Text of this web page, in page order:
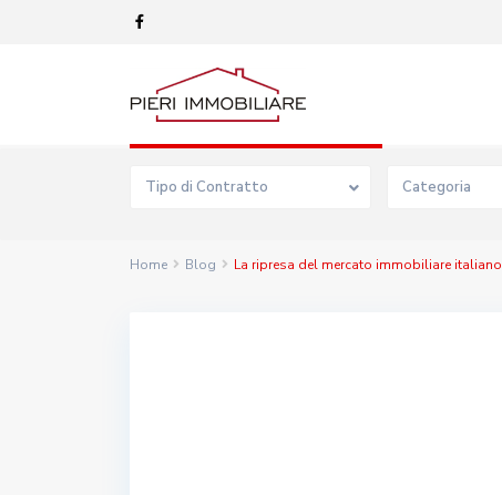
Advanced Search
Tipo di Contratto Categoria
Home Blog La ripresa del mercato immobiliare italiano